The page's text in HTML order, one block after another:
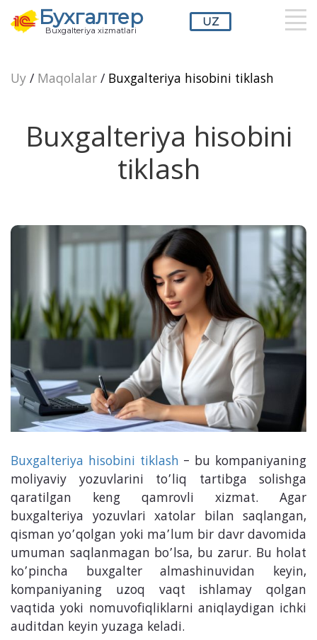
Бухгалтер
Buxgalteriya xizmatlari
UZ
EN
Uy/ Maqolalar/ Buxgalteriya hisobini tiklash
Buxgalteriya hisobini
tiklash
Buxgalteriya hisobini tiklash – bu kompaniyaning
moliyaviy yozuvlarini to’liq tartibga solishga
qaratilgan keng qamrovli xizmat. Agar
buxgalteriya yozuvlari xatolar bilan saqlangan,
qisman yo’qolgan yoki ma’lum bir davr davomida
umuman saqlanmagan bo’lsa, bu zarur. Bu holat
ko’pincha buxgalter almashinuvidan keyin,
kompaniyaning uzoq vaqt ishlamay qolgan
vaqtida yoki nomuvofiqliklarni aniqlaydigan ichki
auditdan keyin yuzaga keladi.